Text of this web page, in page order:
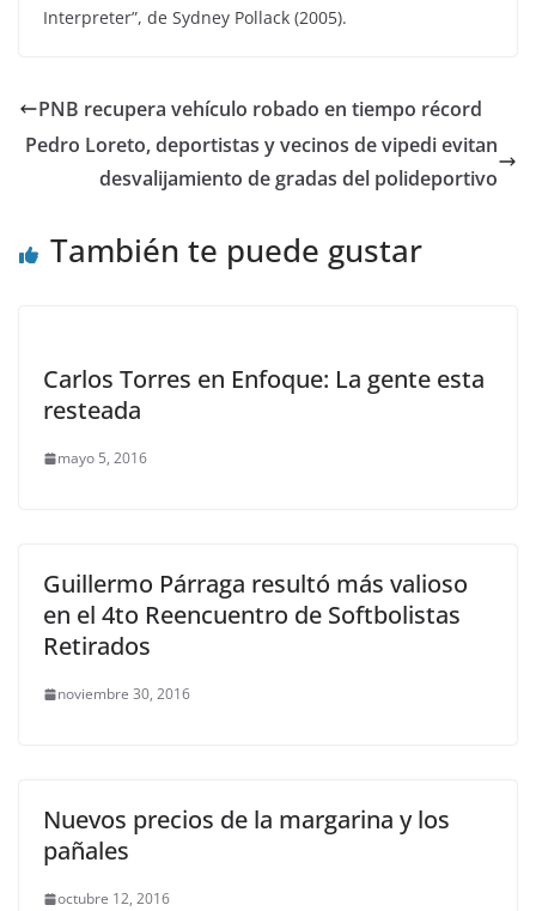
Interpreter”, de Sydney Pollack (2005).
PNB recupera vehículo robado en tiempo récord
Pedro Loreto, deportistas y vecinos de vipedi evitan
desvalijamiento de gradas del polideportivo
También te puede gustar
Carlos Torres en Enfoque: La gente esta
resteada
mayo 5, 2016
Guillermo Párraga resultó más valioso
en el 4to Reencuentro de Softbolistas
Retirados
noviembre 30, 2016
Nuevos precios de la margarina y los
pañales
octubre 12, 2016